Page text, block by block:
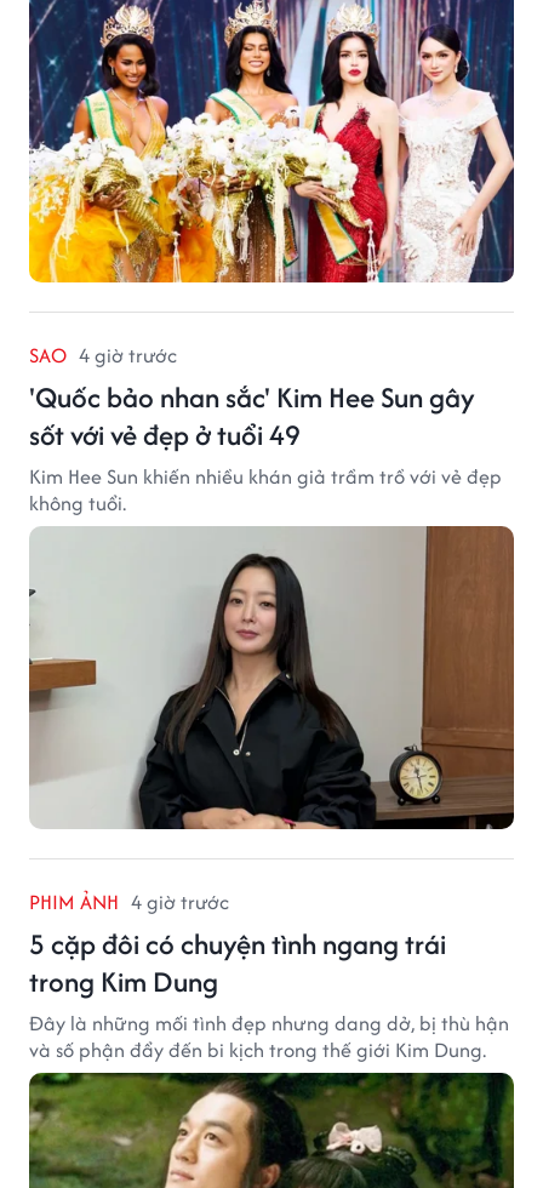
SAO 4 giờ trước
'Quốc bảo nhan sắc' Kim Hee Sun gây
sốt với vẻ đẹp ở tuổi 49
Kim Hee Sun khiến nhiều khán giả trầm trồ với vẻ đẹp
không tuổi.
PHIM ẢNH 4 giờ trước
5 cặp đôi có chuyện tình ngang trái
trong Kim Dung
Đây là những mối tình đẹp nhưng dang dở, bị thù hận
và số phận đẩy đến bi kịch trong thế giới Kim Dung.